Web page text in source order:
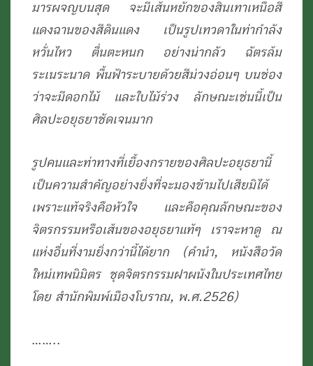
มารผจญบนสุด จะมีเส้นหยักของสินเทาเหนือสี
แดงฉานของสีดินแดง เป็นรูปเทวดาในท่ากำลัง
หวั่นไหว ตื่นตะหนก อย่างน่ากลัว ฉัตรล้ม
ระเนระนาด พื้นฟ้าระบายด้วยสีม่วงอ่อนๆ บนช่อง
ว่าจะมีดอกไม้ และใบไม้ร่วง ลักษณะเช่นนี้เป็น
ศิลปะอยุธยาชัดเจนมาก
รูปคนและท่าทางที่เยื้องกรายของศิลปะอยุธยานี้
เป็นความสำคัญอย่างยิ่งที่จะมองข้ามไปเสียมิได้
เพราะแท้จริงคือหัวใจ และคือคุณลักษณะของ
จิตรกรรมหรือเส้นของอยุธยาแท้ๆ เราจะหาดู ณ
แห่งอื่นที่งามยิ่งกว่านี้ได้ยาก (คำนำ, หนังสือวัด
ใหม่เทพนิมิตร ชุดจิตรกรรมฝาผนังในประเทศไทย
โดย สำนักพิมพ์เมืองโบราณ, พ.ศ.2526)
……..